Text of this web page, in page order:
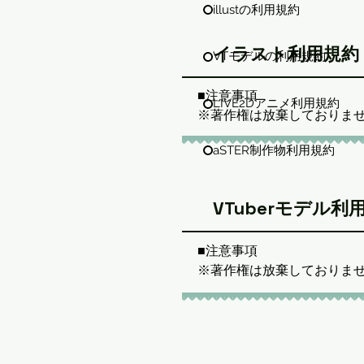
illustの利用規約
VTモデルの利用規約
LIVE2Dアニメ利用規約
aSTER制作物利用規約
イラスト利用規約
■注意事項
※著作権は放棄しておりませ
※ご依頼時に送っていただ
※お取引時に確認できる個
※その他気になる点や禁止
※データは納品後1年間は保
さい。
■備考
VTuberモデル利
■注意事項
※著作権は放棄しておりませ
※ご依頼時に送っていただ